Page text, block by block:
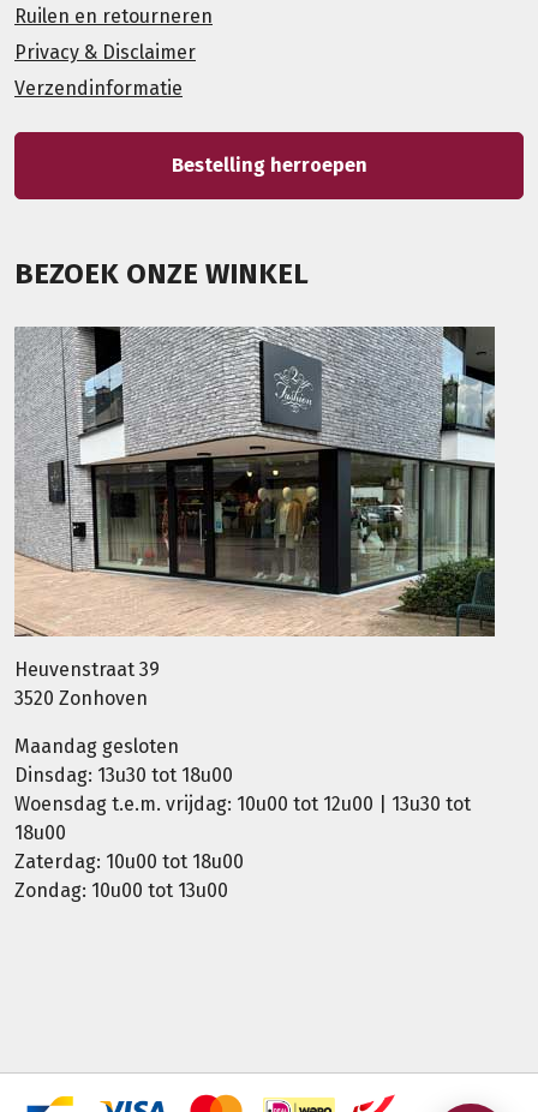
Ruilen en retourneren
Privacy & Disclaimer
Verzendinformatie
Bestelling herroepen
BEZOEK ONZE WINKEL
Heuvenstraat 39
3520 Zonhoven
Maandag gesloten
Dinsdag: 13u30 tot 18u00
Woensdag t.e.m. vrijdag: 10u00 tot 12u00 | 13u30 tot
18u00
Zaterdag: 10u00 tot 18u00
Zondag: 10u00 tot 13u00